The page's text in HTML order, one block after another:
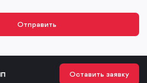
Оставить заявку